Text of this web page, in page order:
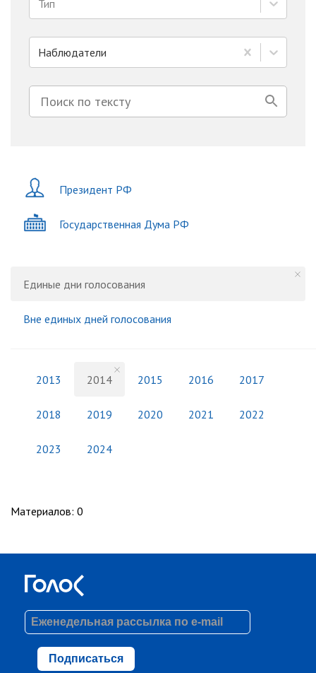
Тип
Наблюдатели
Президент РФ
Государственная Дума РФ
Единые дни голосования
Вне единых дней голосования
2013 2014 2015 2016 2017
2018 2019 2020 2021 2022
2023 2024
Материалов: 0
Подписаться